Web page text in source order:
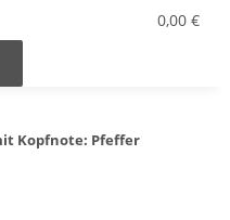
0,00 €
Kopfnote: Pfeffer